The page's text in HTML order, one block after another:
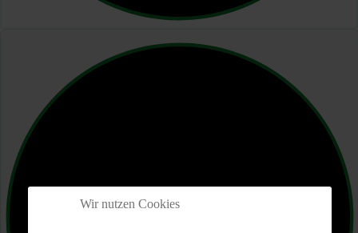
Wir nutzen Cookies